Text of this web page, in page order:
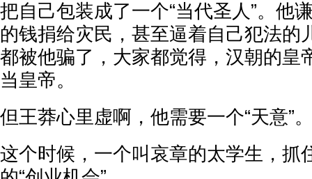
把自己包装成了一个“当代圣人”。他
的钱捐给灾民，甚至逼着自己犯法的
都被他骗了，大家都觉得，汉朝的皇
当皇帝。
但王莽心里虚啊，他需要一个“天意”
这个时候，一个叫哀章的太学生，抓